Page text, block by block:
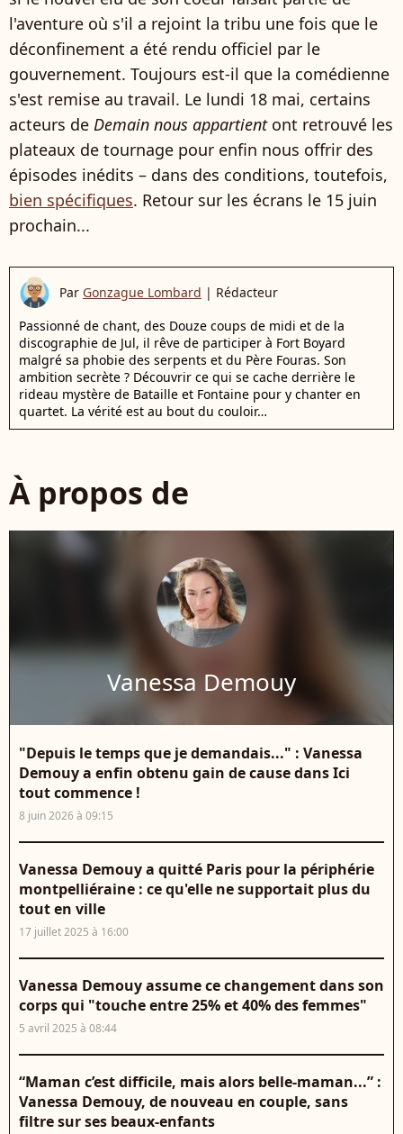
l'aventure où s'il a rejoint la tribu une fois que le
déconfinement a été rendu officiel par le
gouvernement. Toujours est-il que la comédienne
s'est remise au travail. Le lundi 18 mai, certains
acteurs de Demain nous appartientont retrouvé les
plateaux de tournage pour enfin nous offrir des
épisodes inédits – dans des conditions, toutefois,
bien spécifiques. Retour sur les écrans le 15 juin
prochain...
Par Gonzague Lombard | Rédacteur
Passionné de chant, des Douze coups de midi et de la
discographie de Jul, il rêve de participer à Fort Boyard
malgré sa phobie des serpents et du Père Fouras. Son
ambition secrète ? Découvrir ce qui se cache derrière le
rideau mystère de Bataille et Fontaine pour y chanter en
quartet. La vérité est au bout du couloir…
À propos de
Vanessa Demouy
"Depuis le temps que je demandais..." : Vanessa
Demouy a enfin obtenu gain de cause dans Ici
tout commence !
8 juin 2026 à 09:15
Vanessa Demouy a quitté Paris pour la périphérie
montpelliéraine : ce qu'elle ne supportait plus du
tout en ville
17 juillet 2025 à 16:00
Vanessa Demouy assume ce changement dans son
corps qui "touche entre 25% et 40% des femmes"
5 avril 2025 à 08:44
“Maman c’est difficile, mais alors belle-maman...” :
Vanessa Demouy, de nouveau en couple, sans
filtre sur ses beaux-enfants